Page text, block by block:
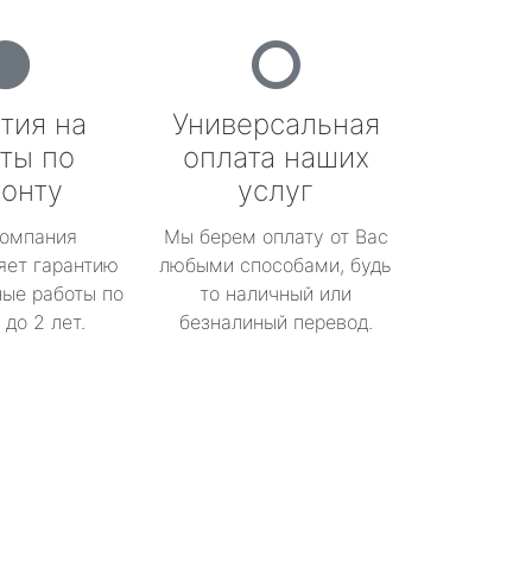
на
по
гарантию
работы по
2 лет.
Универсальная
оплата наших
услуг
Мы берем оплату от Вас
любыми способами, будь
то наличный или
безналиный перевод.